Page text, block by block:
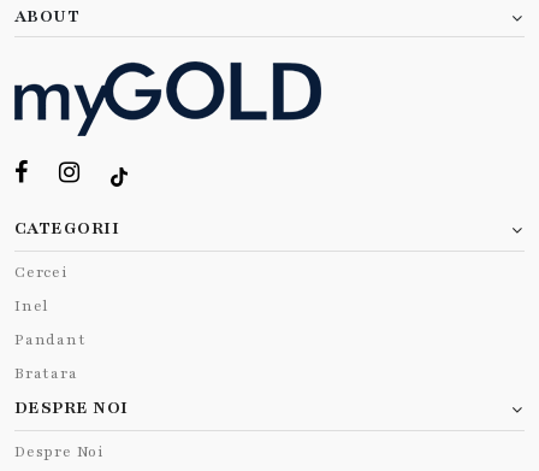
ABOUT
CATEGORII
Cercei
Inel
Pandant
Bratara
DESPRE NOI
Despre Noi